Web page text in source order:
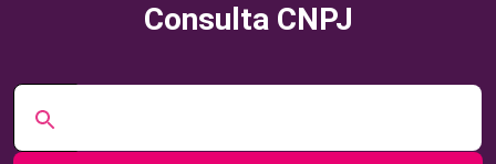
Consulta CNPJ